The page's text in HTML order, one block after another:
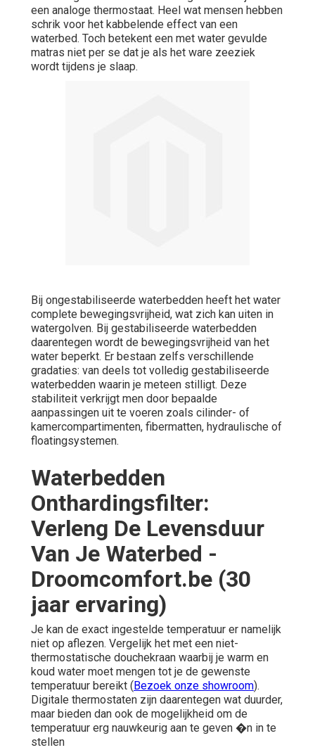
een analoge thermostaat. Heel wat mensen hebben
schrik voor het kabbelende effect van een
waterbed. Toch betekent een met water gevulde
matras niet per se dat je als het ware zeeziek
wordt tijdens je slaap.
Bij ongestabiliseerde waterbedden heeft het water
complete bewegingsvrijheid, wat zich kan uiten in
watergolven. Bij gestabiliseerde waterbedden
daarentegen wordt de bewegingsvrijheid van het
water beperkt. Er bestaan zelfs verschillende
gradaties: van deels tot volledig gestabiliseerde
waterbedden waarin je meteen stilligt. Deze
stabiliteit verkrijgt men door bepaalde
aanpassingen uit te voeren zoals cilinder- of
kamercompartimenten, fibermatten, hydraulische of
floatingsystemen.
Waterbedden
Onthardingsfilter:
Verleng De Levensduur
Van Je Waterbed -
Droomcomfort.be (30
jaar ervaring)
Je kan de exact ingestelde temperatuur er namelijk
niet op aflezen. Vergelijk het met een niet-
thermostatische douchekraan waarbij je warm en
koud water moet mengen tot je de gewenste
temperatuur bereikt ( Bezoek onze showroom).
Digitale thermostaten zijn daarentegen wat duurder,
maar bieden dan ook de mogelijkheid om de
temperatuur erg nauwkeurig aan te geven �n in te
stellen